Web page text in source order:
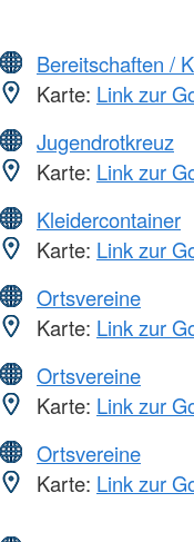
Bereitschaften /
Karte: Link zur
Jugendrotkreuz
Karte: Link zur
Kleidercontainer
Karte: Link zur
Ortsvereine
Karte: Link zur
Ortsvereine
Karte: Link zur
Ortsvereine
Karte: Link zur